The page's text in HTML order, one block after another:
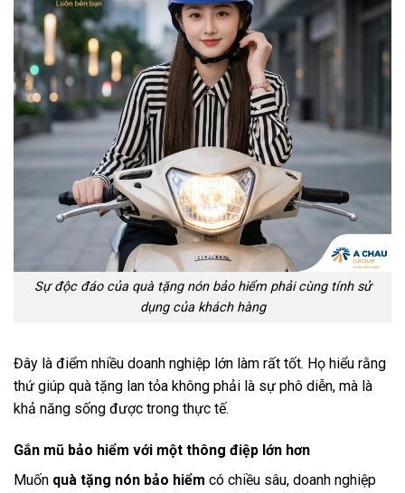
Sự độc đáo của quà tặng nón bảo hiểm phải cùng tính sử
dụng của khách hàng
Đây là điểm nhiều doanh nghiệp lớn làm rất tốt. Họ hiểu rằng
thứ giúp quà tặng lan tỏa không phải là sự phô diễn, mà là
khả năng sống được trong thực tế.
Gắn mũ bảo hiểm với một thông điệp lớn hơn
Muốn quà tặng nón bảo hiểm có chiều sâu, doanh nghiệp